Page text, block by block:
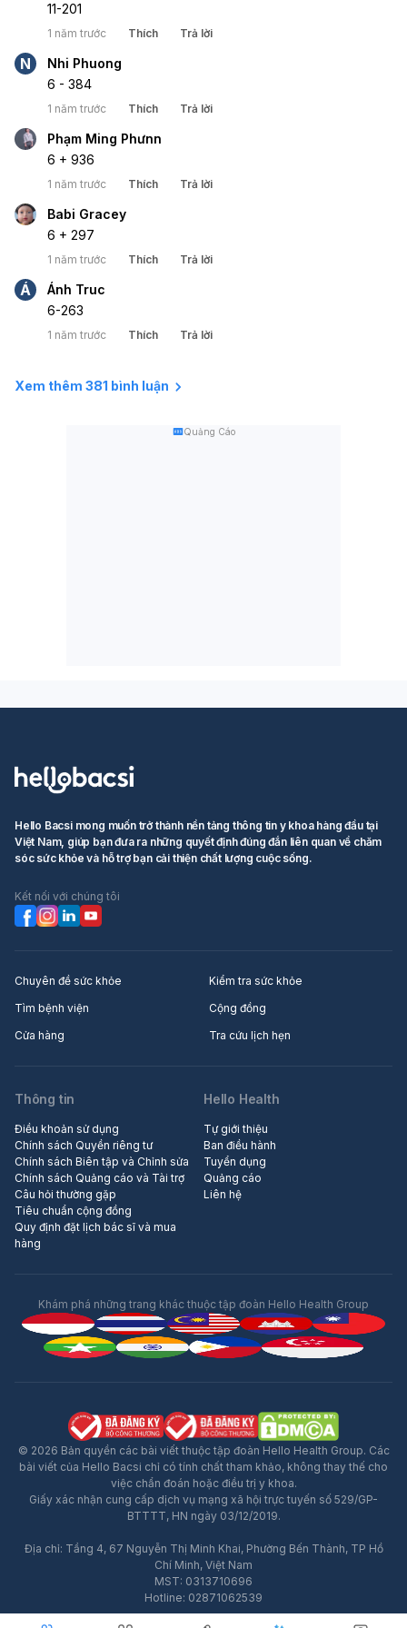
quyết định và người trúng giải
được chọn ngẫu nhiên. Đừng
lung lay đâu nha! 😜
11-201
1 năm trước Thích Trả lời
N
Nhi Phuong
6 - 384
1 năm trước Thích Trả lời
Phạm Ming Phưnn
6 + 936
1 năm trước Thích Trả lời
Babi Gracey
6 + 297
1 năm trước Thích Trả lời
Á
Ánh Truc
6-263
1 năm trước Thích Trả lời
Xem thêm 381 bình luận
Quảng Cáo
Quảng Cáo
Hello Bacsi mong muốn trở thành nền tảng thông tin y khoa hàng đầu tại
Việt Nam, giúp bạn đưa ra những quyết định đúng đắn liên quan về chăm
sóc sức khỏe và hỗ trợ bạn cải thiện chất lượng cuộc sống.
Kết nối với chúng tôi
Chuyên đề sức khỏe
Kiểm tra sức khỏe
Tìm bệnh viện
Cộng đồng
Cửa hàng
Tra cứu lịch hẹn
Thông tin
Điều khoản sử dụng
Chính sách Quyền riêng tư
Chính sách Biên tập và Chỉnh sửa
Chính sách Quảng cáo và Tài trợ
Câu hỏi thường gặp
Tiêu chuẩn cộng đồng
Quy định đặt lịch bác sĩ và mua
hàng
Hello Health
Tự giới thiệu
Ban điều hành
Tuyển dụng
Quảng cáo
Liên hệ
Khám phá những trang khác thuộc tập đoàn Hello Health Group
© 2026 Bản quyền các bài viết thuộc tập đoàn Hello Health Group. Các
bài viết của Hello Bacsi chỉ có tính chất tham khảo, không thay thế cho
việc chẩn đoán hoặc điều trị y khoa.
Giấy xác nhận cung cấp dịch vụ mạng xã hội trực tuyến số 529/GP-
BTTTT, HN ngày 03/12/2019.
Địa chỉ: Tầng 4, 67 Nguyễn Thị Minh Khai, Phường Bến Thành, TP Hồ
Chí Minh, Việt Nam
MST: 0313710696
Hotline: 02871062539